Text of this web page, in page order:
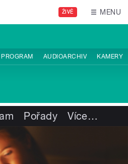
ŽIVĚ MENU
PROGRAM AUDIOARCHIV KAMERY
Pořady Více…